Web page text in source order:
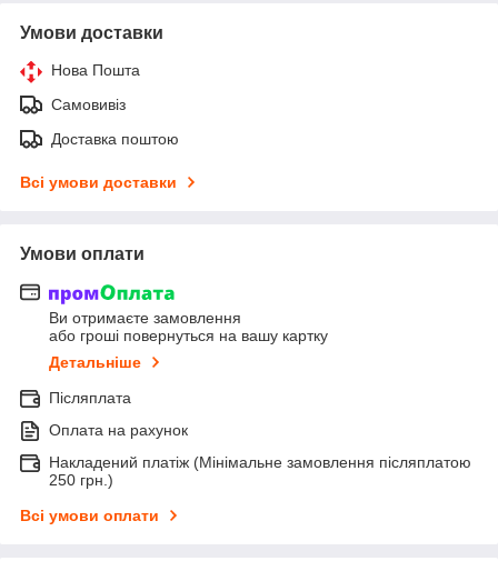
Умови доставки
Нова Пошта
Самовивіз
Доставка поштою
Всі умови доставки
Умови оплати
Ви отримаєте замовлення
або гроші повернуться на вашу картку
Детальніше
Післяплата
Оплата на рахунок
Накладений платіж (Мінімальне замовлення післяплатою
250 грн.)
Всі умови оплати